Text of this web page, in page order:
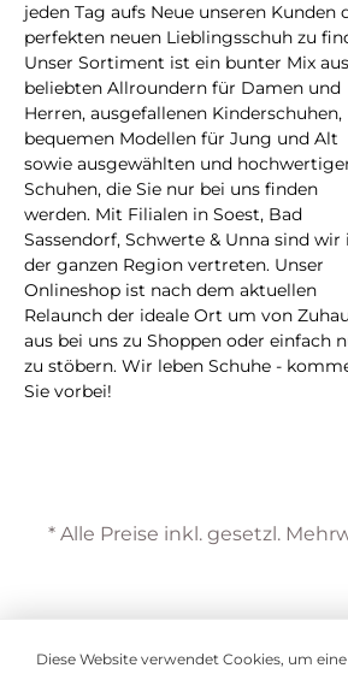
jeden Tag aufs Neue unseren Kunden
perfekten neuen Lieblingsschuh zu
Unser Sortiment ist ein bunter Mix aus
beliebten Allroundern für Damen und
Herren, ausgefallenen Kinderschuhen,
bequemen Modellen für Jung und Alt
sowie ausgewählten und
Schuhen, die Sie nur bei uns finden
werden. Mit Filialen in Soest, Bad
Sassendorf, Schwerte & Unna sind wir
der ganzen Region vertreten. Unser
Onlineshop ist nach dem aktuellen
Relaunch der ideale Ort um von
aus bei uns zu Shoppen oder einfach
zu stöbern. Wir leben Schuhe -
Sie vorbei!
* Alle Preise inkl. gesetzl.
Diese Website verwendet Cookies, um